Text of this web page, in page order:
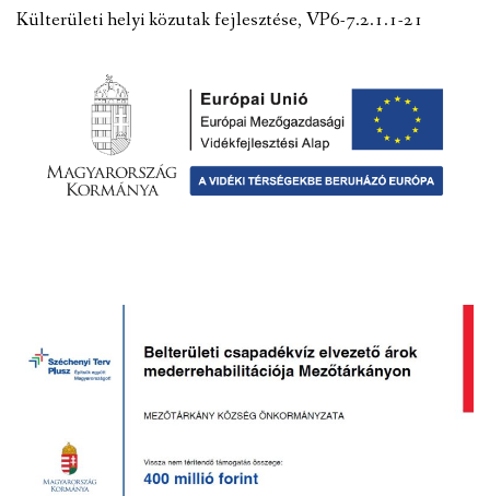
NEMZETISÉGI ÖNKORMÁNYZAT
TÁRSULÁS
PÁLYÁZATOK
HIRDETMÉNYEK
Külterületi helyi közutak fejlesztése, VP6-7.2.1.1-21